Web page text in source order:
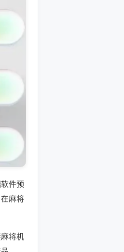
件预
麻将
将机